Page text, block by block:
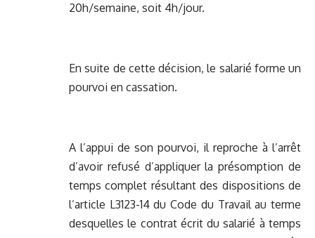
20h/semaine, soit 4h/jour.
En suite de cette décision, le salarié forme un
pourvoi en cassation.
A l’appui de son pourvoi, il reproche à l’arrêt
d’avoir refusé d’appliquer la présomption de
temps complet résultant des dispositions de
l’article L3123-14 du Code du Travail au terme
desquelles le contrat écrit du salarié à temps